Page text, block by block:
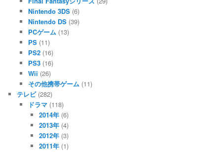
Nintendo 3DS(6)
Nintendo DS(39)
PCゲーム(13)
PS(11)
PS2(16)
PS3(16)
Wii (26)
その他携帯ゲーム(11)
テレビ(282)
ドラマ(118)
2014年 (6)
2013年 (4)
2012年 (3)
2011年 (1)